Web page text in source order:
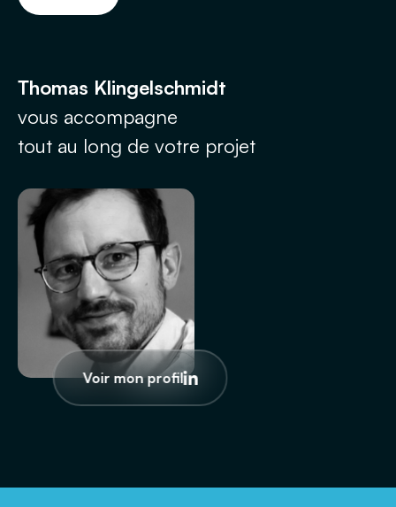
Thomas Klingelschmidt
vous accompagne
tout au long de votre projet
Voir mon profil